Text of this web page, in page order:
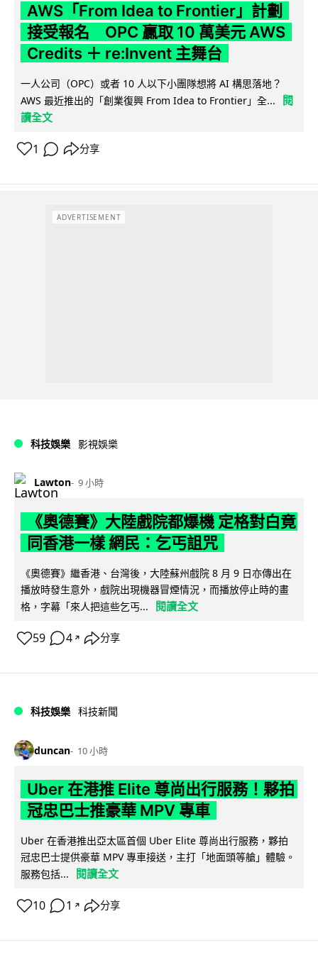
AWS「From Idea to Frontier」計劃
接受報名 OPC 贏取 10 萬美元 AWS
Credits ＋ re:Invent 主舞台
一人公司（OPC）或者 10 人以下小團隊想將 AI 構思落地？
AWS 最近推出的「創業復興 From Idea to Frontier」全...
閱
讀全文
1 分享
ADVERTISEMENT
科技娛樂 影視娛樂
Lawton 9 小時
《奧德賽》大陸戲院都爆機 定格對白竟
同香港一樣 網民：乞丐詛咒
《奧德賽》繼香港、台灣後，大陸蘇州戲院 8 月 9 日亦傳出在
播放時發生意外，戲院出現機器冒煙情況，而播放停止時的畫
格，字幕「來人把這些乞丐...
閱讀全文
59 4 ↗ 分享
科技娛樂 科技新聞
duncan 10 小時
Uber 在港推 Elite 尊尚出行服務！夥拍
冠忠巴士推豪華 MPV 專車
Uber 在香港推出亞太區首個 Uber Elite 尊尚出行服務，夥拍
冠忠巴士提供豪華 MPV 專車接送，主打「地面頭等艙」體驗。
服務包括...
閱讀全文
10 1 ↗ 分享